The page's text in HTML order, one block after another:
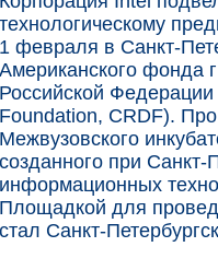
технологическому
1 февраля в Санкт-
Американского фонда
Российской
Foundation, CRDF).
Межвузовского
созданного при Санкт-
информационных
Площадкой для
стал Санкт-